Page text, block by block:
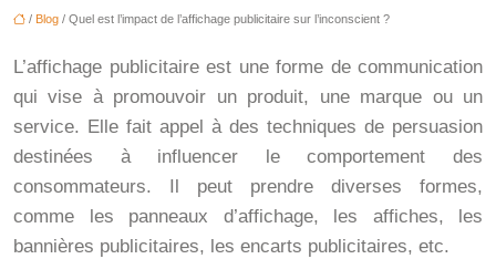
/ Blog / Quel est l’impact de l’affichage publicitaire sur l’inconscient ?
L’affichage publicitaire est une forme de communication
qui vise à promouvoir un produit, une marque ou un
service. Elle fait appel à des techniques de persuasion
destinées à influencer le comportement des
consommateurs. Il peut prendre diverses formes,
comme les panneaux d’affichage, les affiches, les
bannières publicitaires, les encarts publicitaires, etc.